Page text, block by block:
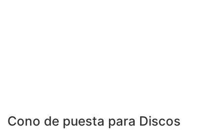
Cono de puesta para Discos